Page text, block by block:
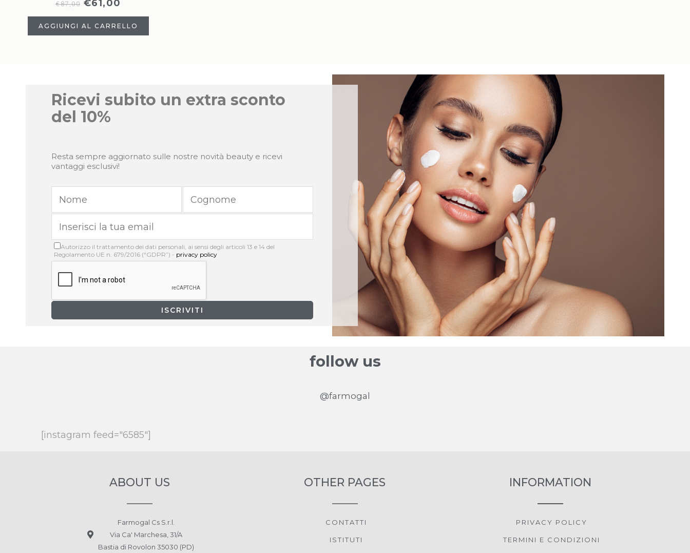
€87,00 €61,00
AGGIUNGI AL CARRELLO
Ricevi subito un extra sconto
del 10%
Resta sempre aggiornato sulle nostre novità beauty e ricevi
vantaggi esclusivi!
Autorizzo il trattamento dei dati personali, ai sensi degli articoli 13 e 14 del
Regolamento UE n. 679/2016 (“GDPR”) - privacy policy
follow us
@farmogal
[instagram feed="6585"]
ABOUT US
Farmogal Cs S.r.l.
Via Ca' Marchesa, 31/A
Bastia di Rovolon 35030 (PD)
OTHER PAGES
CONTATTI
ISTITUTI
INFORMATION
PRIVACY POLICY
TERMINI E CONDIZIONI